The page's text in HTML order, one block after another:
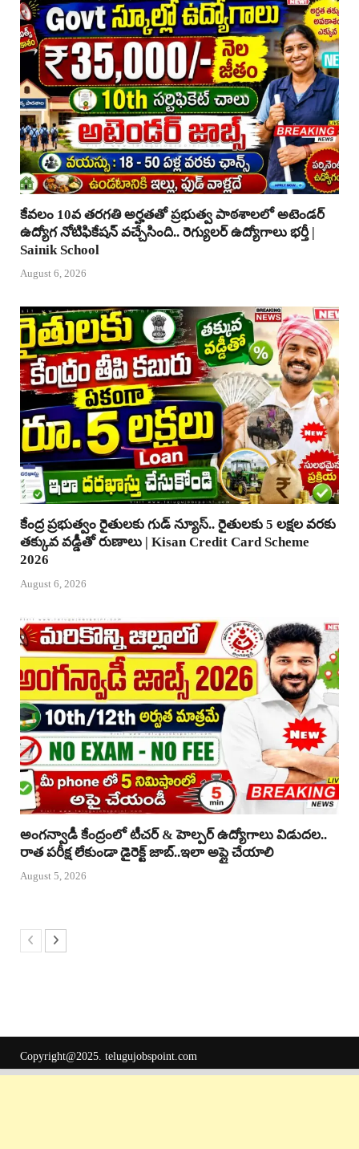
కేవలం 10వ తరగతి అర్హతతో ప్రభుత్వ పాఠశాలలో అటెండర్
ఉద్యోగ నోటిఫికేషన్ వచ్చేసింది.. రెగ్యులర్ ఉద్యోగాలు భర్తీ |
Sainik School
August 6, 2026
కేంద్ర ప్రభుత్వం రైతులకు గుడ్ న్యూస్.. రైతులకు 5 లక్షల వరకు
తక్కువ వడ్డీతో రుణాలు | Kisan Credit Card Scheme
2026
August 6, 2026
అంగన్వాడీ కేంద్రంలో టీచర్ & హెల్పర్ ఉద్యోగాలు విడుదల..
రాత పరీక్ష లేకుండా డైరెక్ట్ జాబ్..ఇలా అప్లై చేయాలి
August 5, 2026
Copyright@2025. telugujobspoint.com